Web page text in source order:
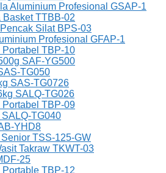
Aluminium Profesional GSAP-1
Basket TTBB-02
Silat BPS-03
Profesional GFAP-1
TBP-10
SAF-YG500
TG050
SAS-TG0726
SALQ-TG026
TBP-09
SALQ-TG040
YHD8
TSS-125-GW
Takraw TKWT-03
25
TBP-12